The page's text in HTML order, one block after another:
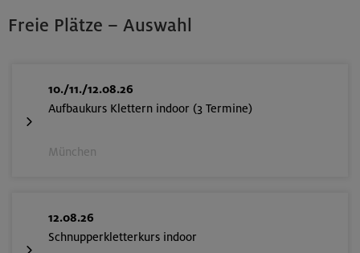
Freie Plätze – Auswahl
10./11./12.08.26
Aufbaukurs Klettern indoor (3 Termine)
München
12.08.26
Schnupperkletterkurs indoor